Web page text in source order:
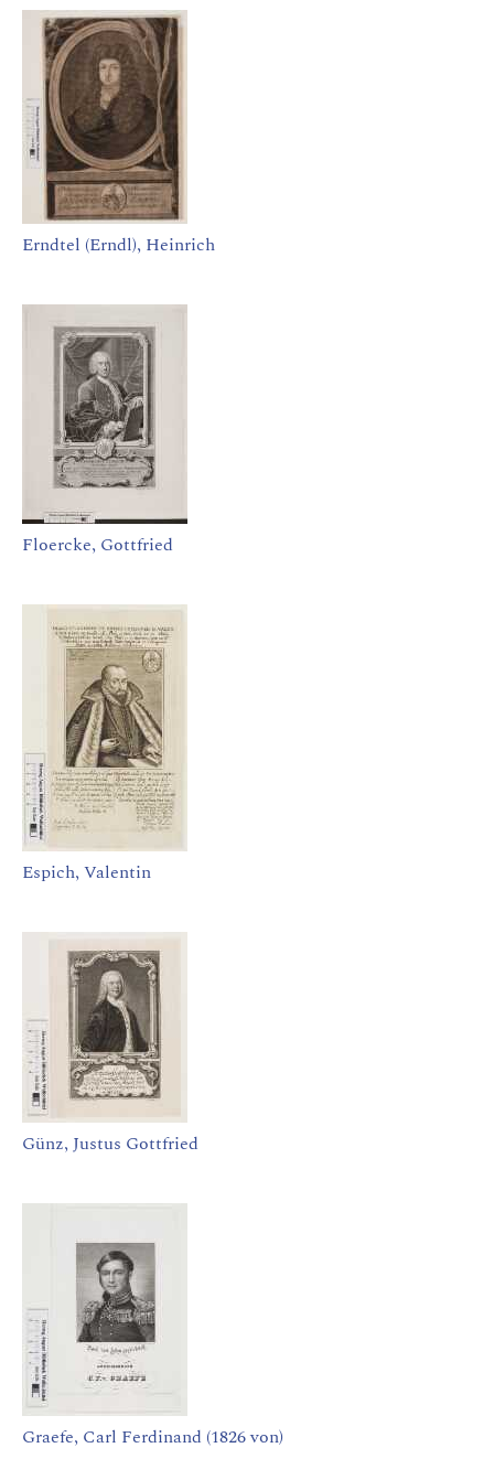
Erndtel (Erndl), Heinrich
Floercke, Gottfried
Espich, Valentin
Günz, Justus Gottfried
Graefe, Carl Ferdinand (1826 von)